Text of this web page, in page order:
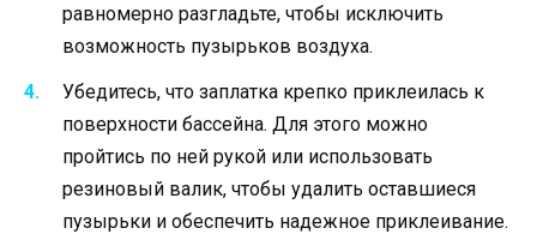
равномерно разгладьте, чтобы исключить
возможность пузырьков воздуха.
Убедитесь, что заплатка крепко приклеилась к
поверхности бассейна. Для этого можно
пройтись по ней рукой или использовать
резиновый валик, чтобы удалить оставшиеся
пузырьки и обеспечить надежное приклеивание.